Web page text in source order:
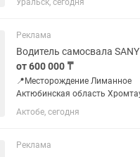
удостоверение категория С Е Опыт
техники от 1 года до 3-х лет. 📌
Обязанности...
Уральск, сегодня
Реклама
от 600 000 ₸
📍Месторождение Лиманное
Актюбинская область
район 📌Требования: Водительское
удостоверение категория С Е Опыт
техники от 1 года до 3-х лет. 📌
Актобе, сегодня
Реклама